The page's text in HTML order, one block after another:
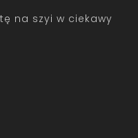
na szyi w ciekawy